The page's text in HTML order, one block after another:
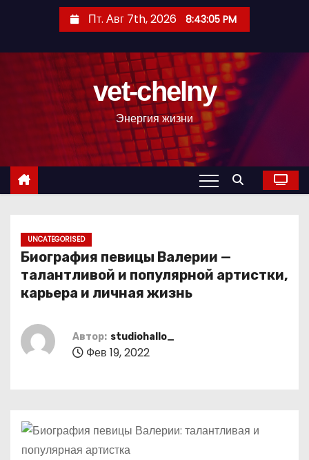
с
Пт. Авг 7th, 2026 8:43:06 PM
vet-chelny
Энергия жизни
UNCATEGORISED
Биография певицы Валерии —
талантливой и популярной артистки,
карьера и личная жизнь
Автор: studiohallo_
Фев 19, 2022